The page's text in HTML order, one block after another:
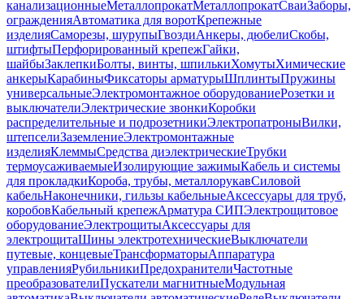
канализационныеМеталлопрокатМеталлопрокатСваиЗаборы,
огражденияАвтоматика для воротКрепежные
изделияСаморезы, шурупыГвоздиАнкеры, дюбелиСкобы,
штифтыПерфорированный крепежГайки,
шайбыЗаклепкиБолты, винты, шпилькиХомутыХимические
анкерыКарабиныФиксаторы арматурыШплинтыПружины
универсальныеЭлектромонтажное оборудованиеРозетки и
выключателиЭлектрические звонкиКоробки
распределительные и подрозетникиЭлектропатроныВилки,
штепселиЗаземлениеЭлектромонтажные
изделияКлеммыСредства диэлектрическиеТрубки
термоусаживаемыеИзолирующие зажимыКабель и системы
для прокладкиКороба, трубы, металлорукавСиловой
кабельНаконечники, гильзы кабельныеАксессуары для труб,
коробовКабельный крепежАрматура СИПЭлектрощитовое
оборудованиеЭлектрощитыАксессуары для
электрощитаШины электротехническиеВыключатели
путевые, концевыеТрансформаторыАппаратура
управленияРубильникиПредохранителиЧастотные
преобразователиПускатели магнитныеМодульная